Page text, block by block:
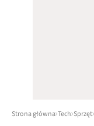
Strona główna Tech Sprzęt